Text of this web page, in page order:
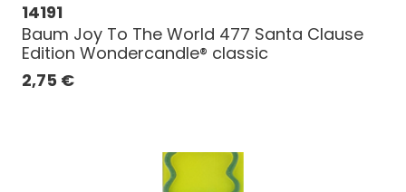
14191
Baum Joy To The World 477 Santa Clause
Edition Wondercandle® classic
2,75 €